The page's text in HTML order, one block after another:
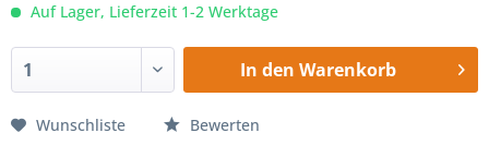
Auf Lager, Lieferzeit 1-2 Werktage
In den Warenkorb
Wunschliste Bewerten